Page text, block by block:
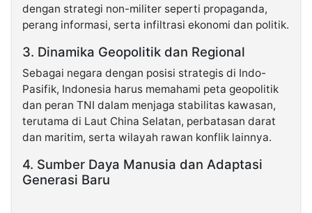
dengan strategi non-militer seperti propaganda,
perang informasi, serta infiltrasi ekonomi dan politik.
3. Dinamika Geopolitik dan Regional
Sebagai negara dengan posisi strategis di Indo-
Pasifik, Indonesia harus memahami peta geopolitik
dan peran TNI dalam menjaga stabilitas kawasan,
terutama di Laut China Selatan, perbatasan darat
dan maritim, serta wilayah rawan konflik lainnya.
4. Sumber Daya Manusia dan Adaptasi
Generasi Baru